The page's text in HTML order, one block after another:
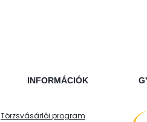
INFORMÁCIÓK
Törzsvásárlói program